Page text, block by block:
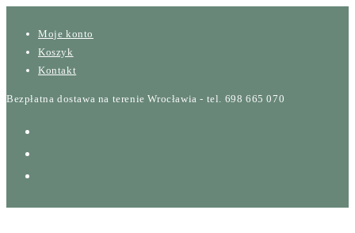
content
Moje konto
Koszyk
Kontakt
Bezpłatna dostawa na terenie Wrocławia - tel. 698 665 070